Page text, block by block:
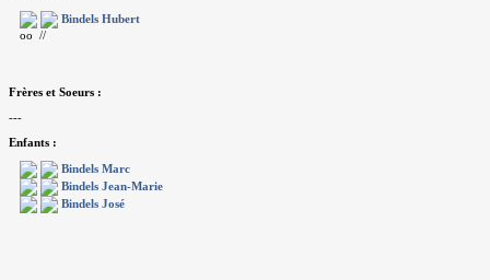
Bindels Hubert
oo //
Frères et Soeurs :
---
Enfants :
Bindels Marc
Bindels Jean-Marie
Bindels José